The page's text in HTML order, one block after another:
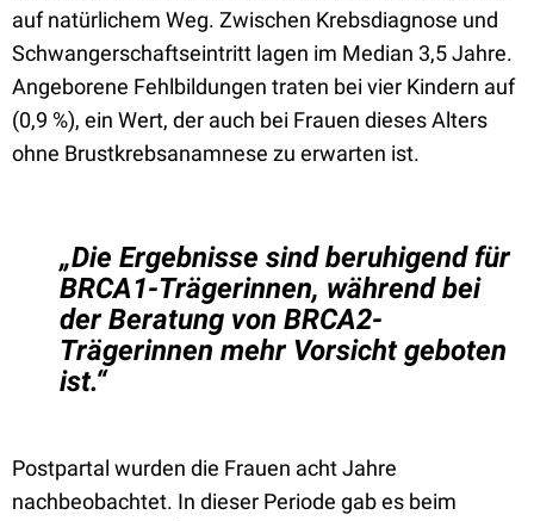
auf natürlichem Weg. Zwischen Krebsdiagnose und
Schwangerschaftseintritt lagen im Median 3,5 Jahre.
Angeborene Fehlbildungen traten bei vier Kindern auf
(0,9 %), ein Wert, der auch bei Frauen dieses Alters
ohne Brustkrebsanamnese zu erwarten ist.
„Die Ergebnisse sind beruhigend für
BRCA1-Trägerinnen, während bei
der Beratung von BRCA2-
Trägerinnen mehr Vorsicht geboten
ist.“
Postpartal wurden die Frauen acht Jahre
nachbeobachtet. In dieser Periode gab es beim